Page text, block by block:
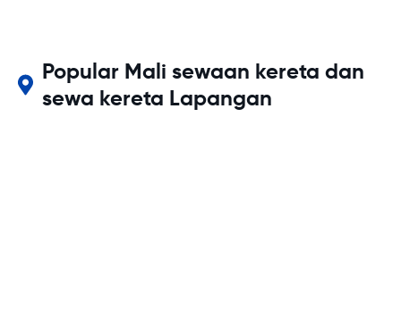
Popular Mali sewaan kereta dan
sewa kereta Lapangan